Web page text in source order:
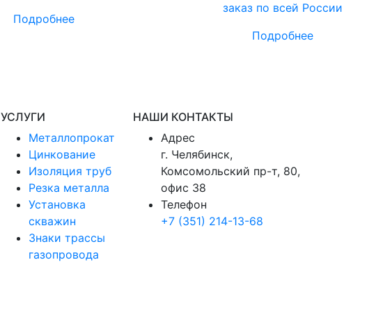
Подробнее
заказ по всей России
Подробнее
УСЛУГИ
Металлопрокат
Цинкование
Изоляция труб
Резка металла
Установка
скважин
Знаки трассы
газопровода
НАШИ КОНТАКТЫ
Адрес
г. Челябинск,
Комсомольский пр-т, 80,
офис 38
Телефон
+7 (351) 214-13-68